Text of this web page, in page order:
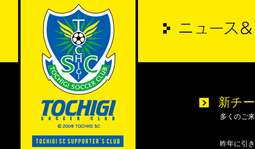
新チ
多くのご
昨年に引